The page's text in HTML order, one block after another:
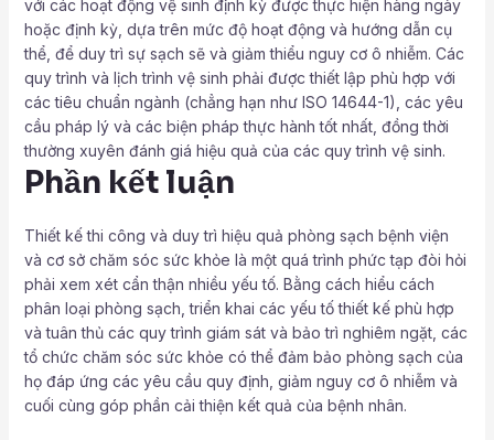
với các hoạt động vệ sinh định kỳ được thực hiện hàng ngày
hoặc định kỳ, dựa trên mức độ hoạt động và hướng dẫn cụ
thể, để duy trì sự sạch sẽ và giảm thiểu nguy cơ ô nhiễm. Các
quy trình và lịch trình vệ sinh phải được thiết lập phù hợp với
các tiêu chuẩn ngành (chẳng hạn như ISO 14644-1), các yêu
cầu pháp lý và các biện pháp thực hành tốt nhất, đồng thời
thường xuyên đánh giá hiệu quả của các quy trình vệ sinh.
Phần kết luận
Thiết kế thi công và duy trì hiệu quả phòng sạch bệnh viện
và cơ sở chăm sóc sức khỏe là một quá trình phức tạp đòi hỏi
phải xem xét cẩn thận nhiều yếu tố. Bằng cách hiểu cách
phân loại phòng sạch, triển khai các yếu tố thiết kế phù hợp
và tuân thủ các quy trình giám sát và bảo trì nghiêm ngặt, các
tổ chức chăm sóc sức khỏe có thể đảm bảo phòng sạch của
họ đáp ứng các yêu cầu quy định, giảm nguy cơ ô nhiễm và
cuối cùng góp phần cải thiện kết quả của bệnh nhân.